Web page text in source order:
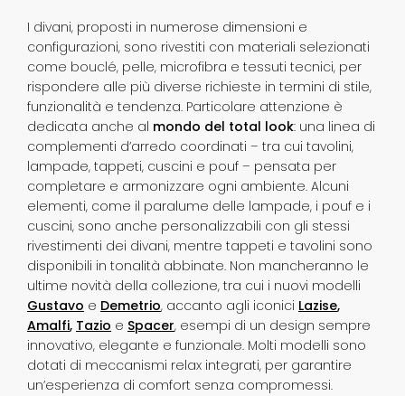
I divani, proposti in numerose dimensioni e
configurazioni, sono rivestiti con materiali selezionati
come bouclé, pelle, microfibra e tessuti tecnici, per
rispondere alle più diverse richieste in termini di stile,
funzionalità e tendenza. Particolare attenzione è
dedicata anche al mondo del total look: una linea di
complementi d’arredo coordinati – tra cui tavolini,
lampade, tappeti, cuscini e pouf – pensata per
completare e armonizzare ogni ambiente. Alcuni
elementi, come il paralume delle lampade, i pouf e i
cuscini, sono anche personalizzabili con gli stessi
rivestimenti dei divani, mentre tappeti e tavolini sono
disponibili in tonalità abbinate. Non mancheranno le
ultime novità della collezione, tra cui i nuovi modelli
Gustavo e Demetrio, accanto agli iconici Lazise,
Amalfi, Tazio e Spacer, esempi di un design sempre
innovativo, elegante e funzionale. Molti modelli sono
dotati di meccanismi relax integrati, per garantire
un’esperienza di comfort senza compromessi.